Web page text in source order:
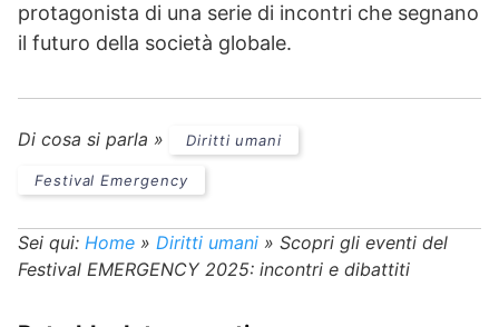
protagonista di una serie di incontri che segnano
il futuro della società globale.
Di cosa si parla » Diritti umani
Festival Emergency
Sei qui: Home » Diritti umani » Scopri gli eventi del
Festival EMERGENCY 2025: incontri e dibattiti